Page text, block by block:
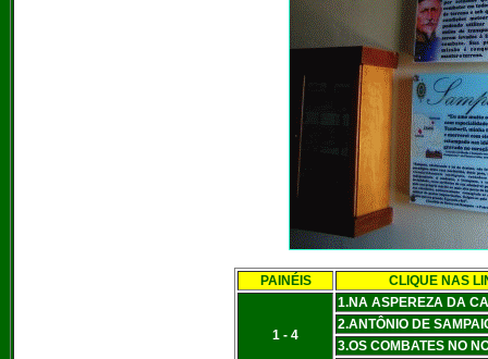
PAINÉIS CLIQUE NAS
1 - 4
1.NA ASPEREZA DA
2.ANTÔNIO DE
3.OS COMBATES NO